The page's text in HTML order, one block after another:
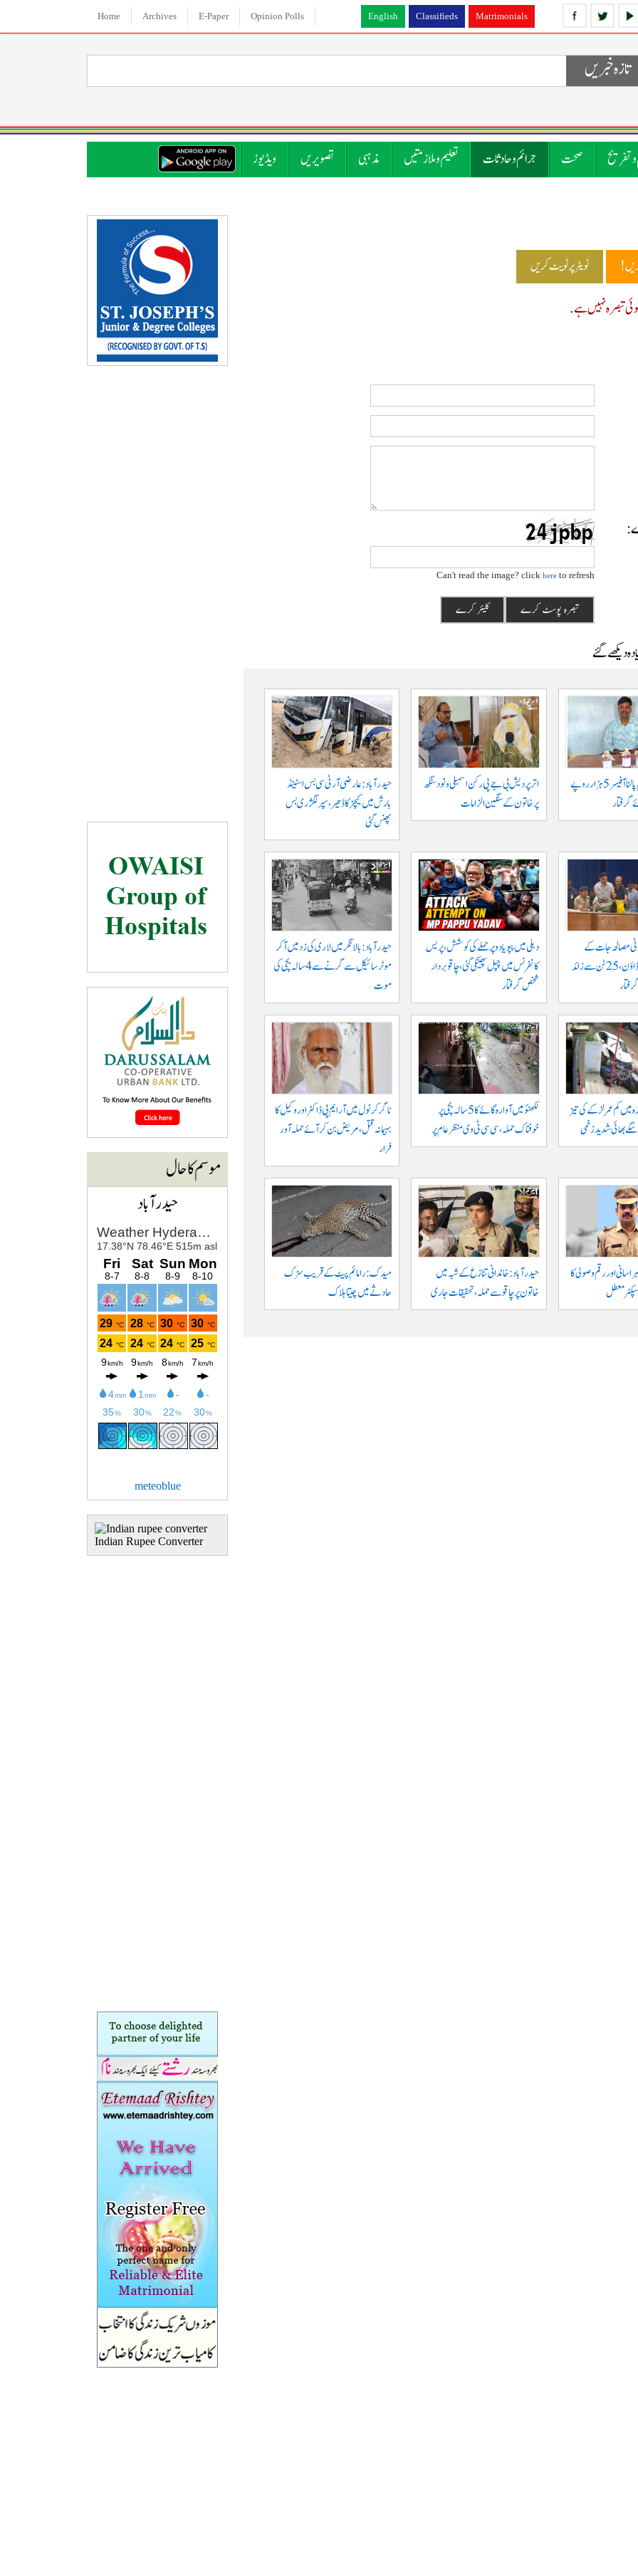
English Classifieds Matrimonials
Home Archives E-Paper Opinion Polls
تازہ خبریں
تفریح صحت جرائم و حادثات تعلیم و ملازمتیں مذہبی تصویریں ویڈیوز
ٹویٹر پر ٹویٹ کریں
تبصرہ نہیں ہے.
Can't read the image? click hereto refresh
دیکھے گئے
جگتیال میں گرام پالنا آفیسر 5 ہزار روپے
اتر پردیش بی جے پی رکن اسمبلی ونود سنگھ
پر خاتون کے سنگین الزامات
حیدرآباد: عارضی آر ٹی سی بس اسٹینڈ
بارش میں کیچڑ کا ڈھیر، سپر لگژری بس
پھنس گئی
مصالحہ جات کے
خلاف بڑا کریک ڈاؤن، 25 ٹن سے زائد
دہلی میں پپو یادو پر حملے کی کوشش، پریس
کانفرنس میں چپل پھینکی گئی، چاقو بردار
شخص گرفتار
حیدرآباد: بالا نگر میں لاری کی زد میں آکر
موٹرسائیکل سے گرنے سے 4 سالہ بچی کی
موت
میں کم عمر لڑکے کی تیز
سگے بھائی شدید زخمی
لکھنؤ میں آوارہ گائے کا 5 سالہ بچی پر
خوفناک حملہ، سی سی ٹی وی منظر عام پر
ناگرکرنول میں آر ایم پی ڈاکٹر اور وکیل کا
بہیمانہ قتل، مریض بن کر آئے حملہ آور
فرار
اور رقم وصولی کا
معطل
حیدرآباد: خاندانی تنازع کے شبہ میں
خاتون پر چاقو سے حملہ، تحقیقات جاری
میدک: رامائم پیٹ کے قریب سڑک
حادثے میں چیتا ہلاک
موسم کا حال
حیدرآباد
meteoblue
Indian Rupee Converter